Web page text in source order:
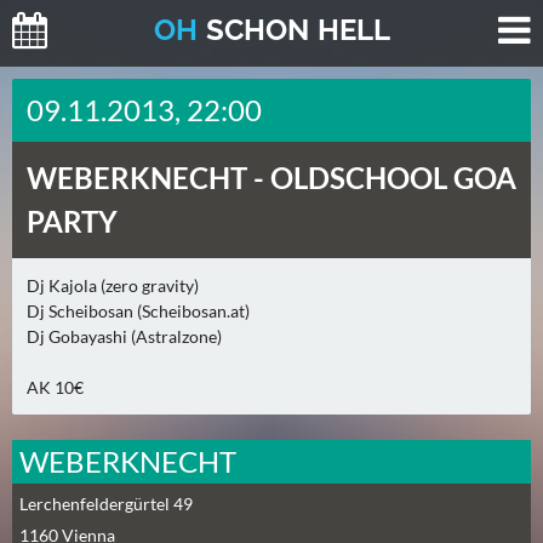
OH SCHON HELL
H
E
T
E
(
)
O
R
G
E
N
(
09.11.2013, 22:00
WEBERKNECHT - OLDSCHOOL GOA
PARTY
Dj Kajola (zero gravity)
Dj Scheibosan (Scheibosan.at)
Dj Gobayashi (Astralzone)
AK 10€
WEBERKNECHT
Lerchenfeldergürtel 49
1160Vienna